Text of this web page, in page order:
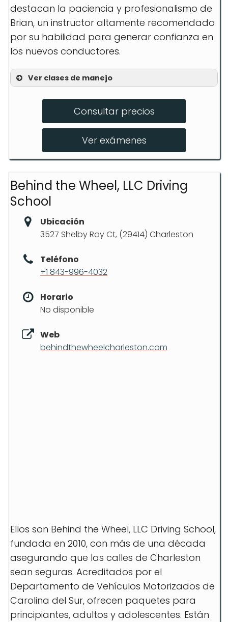
destacan la paciencia y profesionalismo de
Brian, un instructor altamente recomendado
por su habilidad para generar confianza en
los nuevos conductores.
Ver clases de manejo
Entrenamiento detrás del volante
Clases para reducción de 4 puntos
Consultar precios
Ver exámenes
Behind the Wheel, LLC Driving
School
Ubicación
3527 Shelby Ray Ct, (29414) Charleston
Teléfono
+1 843-996-4032
Horario
No disponible
Web
behindthewheelcharleston.com
Ellos son Behind the Wheel, LLC Driving School,
fundada en 2010, con más de una década
asegurando que las calles de Charleston
sean seguras. Acreditados por el
Departamento de Vehículos Motorizados de
Carolina del Sur, ofrecen paquetes para
principiantes, adultos y adolescentes. Están